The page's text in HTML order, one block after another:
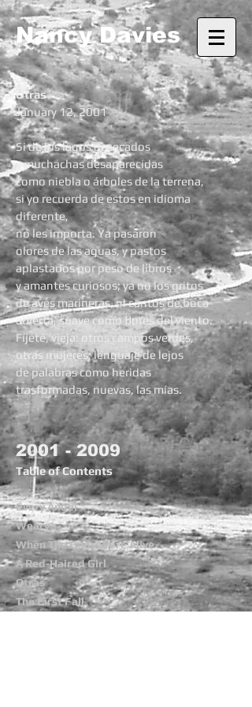
Nancy Davies
Otras
January 12, 2001
Si de los lagos desecados
y muchachas desaparecidas
como niebla o árboles de la terrena,
si yo recuerda de estos en idioma
diferente,
no les importa. Ya pasaron
olores de las aguas, y pastos
aplastados por peso de libros
y amantes curiosos; ya no los gritos
de aves marineras, ni cantos de boca
abierta, suave como flores del viento.
Fíjete, vieja: otros campos verdes,
otras mujeres; lenguaje de lejos
de palabras como heridas
trasformadas, nuevas, las mías.
2001 - 2009
Table of Contents
Every Angel
Weary
When The Gods Were Alive
A Red-Haired Girl
Otras
The First Fall